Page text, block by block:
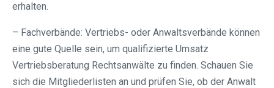
erhalten.
– Fachverbände: Vertriebs- oder Anwaltsverbände können
eine gute Quelle sein, um qualifizierte Umsatz
Vertriebsberatung Rechtsanwälte zu finden. Schauen Sie
sich die Mitgliederlisten an und prüfen Sie, ob der Anwalt